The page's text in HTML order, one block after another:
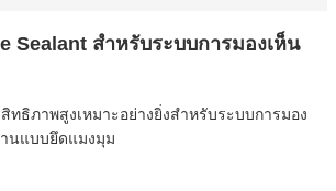
Sealant สำหรับระบบการมองเห็น
ทธิภาพสูงเหมาะอย่างยิ่งสำหรับระบบการมอง
นแบบยึดแมงมุม